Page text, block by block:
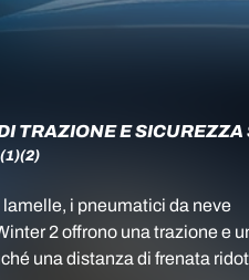
TRAZIONE E SICUREZZA
(1)(2)
i pneumatici da neve
2 offrono una trazione e
una distanza di frenata